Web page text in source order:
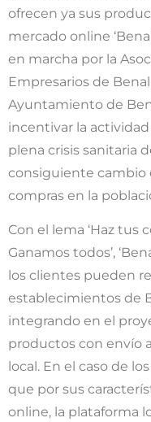
ofrecen ya sus
mercado online
en marcha por la
Empresarios de
Ayuntamiento de
incentivar la
plena crisis sanitaria
consiguiente cambio
compras en la
Con el lema ‘Haz tus
Ganamos todos’,
los clientes pueden
establecimientos de
integrando en el
productos con envío
local. En el caso de
que por sus
online, la plataforma